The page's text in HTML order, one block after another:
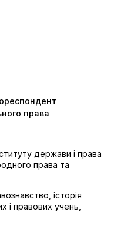
права
держави і права
права та
історія
і правових учень,